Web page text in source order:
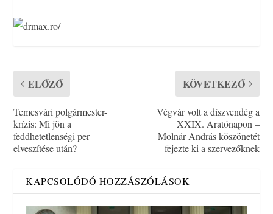
ELŐZŐ
Temesvári polgármester-
krízis: Mi jön a
feddhetetlenségi per
elveszítése után?
KÖVETKEZŐ
Végvár volt a díszvendég a
XXIX. Aratónapon –
Molnár András köszönetét
fejezte ki a szervezőknek
KAPCSOLÓDÓ HOZZÁSZÓLÁSOK